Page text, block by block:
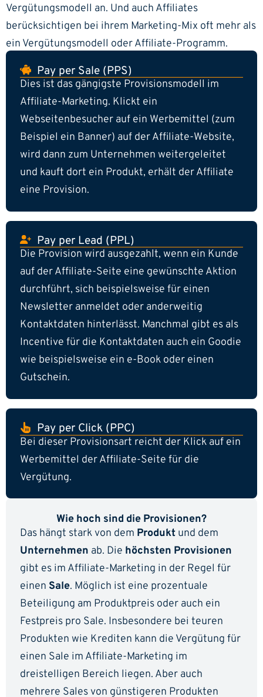
Vergütungsmodell an. Und auch Affiliates
berücksichtigen bei ihrem Marketing-Mix oft mehr als
ein Vergütungsmodell oder Affiliate-Programm.
Pay per Sale (PPS)
Dies ist das gängigste Provisionsmodell im
Affiliate-Marketing. Klickt ein
Webseitenbesucher auf ein Werbemittel (zum
Beispiel ein Banner) auf der Affiliate-Website,
wird dann zum Unternehmen weitergeleitet
und kauft dort ein Produkt, erhält der Affiliate
eine Provision.
Pay per Lead (PPL)
Die Provision wird ausgezahlt, wenn ein Kunde
auf der Affiliate-Seite eine gewünschte Aktion
durchführt, sich beispielsweise für einen
Newsletter anmeldet oder anderweitig
Kontaktdaten hinterlässt. Manchmal gibt es als
Incentive für die Kontaktdaten auch ein Goodie
wie beispielsweise ein e-Book oder einen
Gutschein.
Pay per Click (PPC)
Bei dieser Provisionsart reicht der Klick auf ein
Werbemittel der Affiliate-Seite für die
Vergütung.
Wie hoch sind die Provisionen?
Das hängt stark von dem Produkt und dem
Unternehmen ab. Die höchsten Provisionen
gibt es im Affiliate-Marketing in der Regel für
einen Sale. Möglich ist eine prozentuale
Beteiligung am Produktpreis oder auch ein
Festpreis pro Sale. Insbesondere bei teuren
Produkten wie Krediten kann die Vergütung für
einen Sale im Affiliate-Marketing im
dreistelligen Bereich liegen. Aber auch
mehrere Sales von günstigeren Produkten